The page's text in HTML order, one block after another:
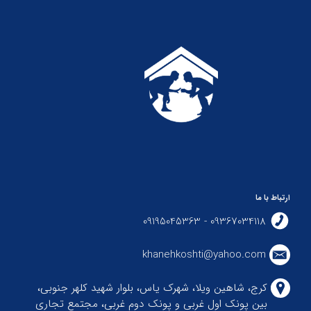
ارتباط با ما
09367034118 - 09195045363
khanehkoshti@yahoo.com
کرج، شاهین ویلا، شهرک یاس، بلوار شهید کلهر جنوبی،
بین پونک اول غربی و پونک دوم غربی، مجتمع تجاری